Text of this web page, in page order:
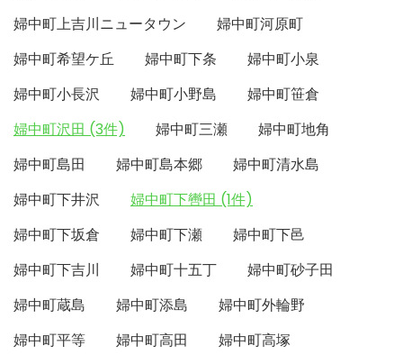
婦中町上吉川ニュータウン
婦中町河原町
婦中町希望ケ丘
婦中町下条
婦中町小泉
婦中町小長沢
婦中町小野島
婦中町笹倉
婦中町沢田 (3件)
婦中町三瀬
婦中町地角
婦中町島田
婦中町島本郷
婦中町清水島
婦中町下井沢
婦中町下轡田 (1件)
婦中町下坂倉
婦中町下瀬
婦中町下邑
婦中町下吉川
婦中町十五丁
婦中町砂子田
婦中町蔵島
婦中町添島
婦中町外輪野
婦中町平等
婦中町高田
婦中町高塚